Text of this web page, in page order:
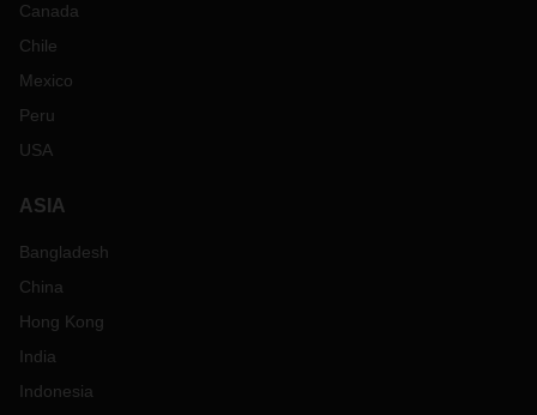
Canada
Chile
Mexico
Peru
USA
ASIA
Bangladesh
China
Hong Kong
India
Indonesia